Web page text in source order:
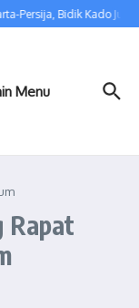
Persija, Bidik Kado
Menu
Rapat